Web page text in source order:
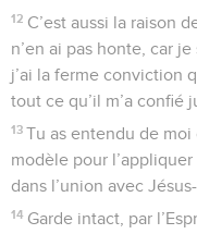
12 C’est aussi la raison
n’en ai pas honte, car
j’ai la ferme conviction
tout ce qu’il m’a confié
13 Tu as entendu de
modèle pour
dans l’union avec
14 Garde intact, par